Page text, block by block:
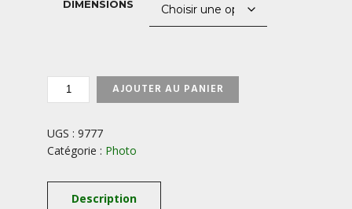
DIMENSIONS
QUANTITÉ
DANS-
LA-
VALLEE-
CHAUDEFOUR-
AJOUTER AU PANIER
UGS : 9777
Catégorie : Photo